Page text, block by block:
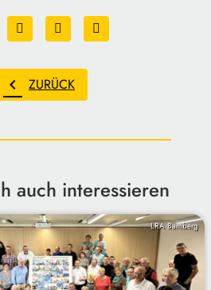
chevron_left ZURÜCK
auch interessieren
LRA Bamberg